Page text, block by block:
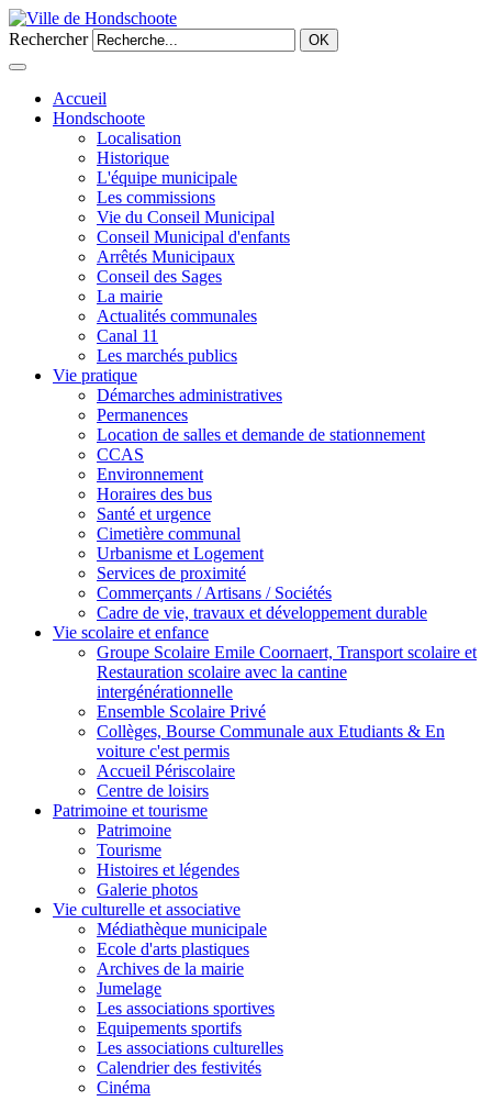
Rechercher OK
Accueil
Hondschoote
Localisation
Historique
L'équipe municipale
Les commissions
Vie du Conseil Municipal
Conseil Municipal d'enfants
Arrêtés Municipaux
Conseil des Sages
La mairie
Actualités communales
Canal 11
Les marchés publics
Vie pratique
Démarches administratives
Permanences
Location de salles et demande de stationnement
CCAS
Environnement
Horaires des bus
Santé et urgence
Cimetière communal
Urbanisme et Logement
Services de proximité
Commerçants / Artisans / Sociétés
Cadre de vie, travaux et développement durable
Vie scolaire et enfance
Groupe Scolaire Emile Coornaert, Transport scolaire et
Restauration scolaire avec la cantine
intergénérationnelle
Ensemble Scolaire Privé
Collèges, Bourse Communale aux Etudiants & En
voiture c'est permis
Accueil Périscolaire
Centre de loisirs
Patrimoine et tourisme
Patrimoine
Tourisme
Histoires et légendes
Galerie photos
Vie culturelle et associative
Médiathèque municipale
Ecole d'arts plastiques
Archives de la mairie
Jumelage
Les associations sportives
Equipements sportifs
Les associations culturelles
Calendrier des festivités
Cinéma